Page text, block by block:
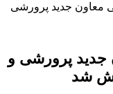
معاون جدید پرورشی
پرورشی و
شد